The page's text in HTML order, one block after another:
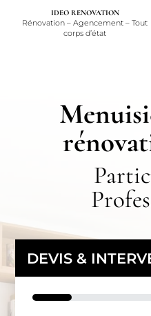
IDEO RENOVATION
Rénovation – Agencement – Tout
corps d’état
DEVIS &
16%